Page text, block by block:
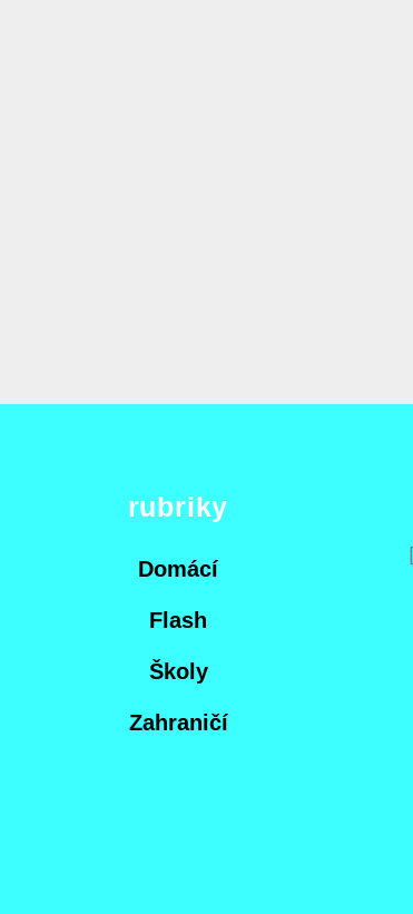
rubriky
Domácí
Flash
Školy
Zahraničí